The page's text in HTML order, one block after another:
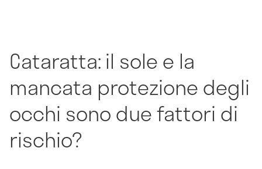
Cataratta: il sole e la
mancata protezione degli
occhi sono due fattori di
rischio?